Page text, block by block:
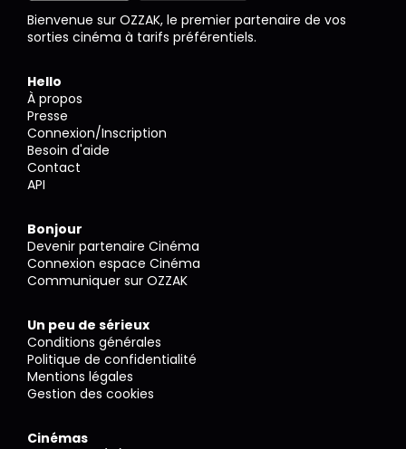
Bienvenue sur OZZAK, le premier partenaire de vos
sorties cinéma à tarifs préférentiels.
Hello
À propos
Presse
Connexion/Inscription
Besoin d'aide
Contact
API
Bonjour
Devenir partenaire Cinéma
Connexion espace Cinéma
Communiquer sur OZZAK
Un peu de sérieux
Conditions générales
Politique de confidentialité
Mentions légales
Gestion des cookies
Cinémas